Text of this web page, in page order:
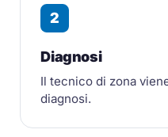
2
Diagnosi
Il tecnico di zona
diagnosi.